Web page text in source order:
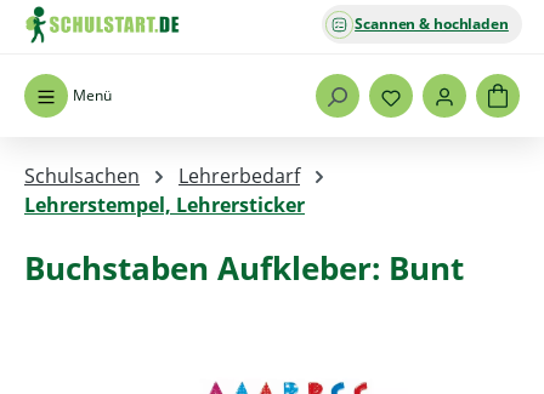
Zum Hauptinhalt springen
Menü
Scannen & hochladen
Schulsachen
Lehrerbedarf
Lehrerstempel, Lehrersticker
Buchstaben Aufkleber: Bunt
Bildergalerie überspringen